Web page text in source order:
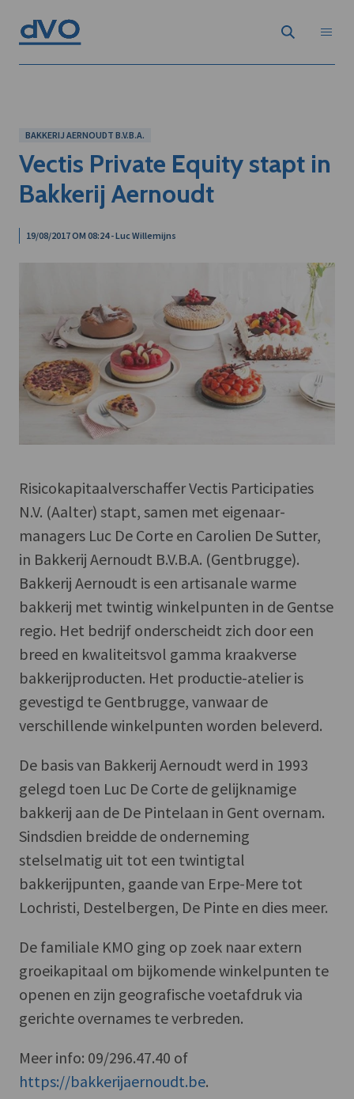
BAKKERIJ AERNOUDT B.V.B.A.
Vectis Private Equity stapt in
Bakkerij Aernoudt
19/08/2017 OM 08:24 - Luc Willemijns
Risicokapitaalverschaffer Vectis Participaties
N.V. (Aalter) stapt, samen met eigenaar-
managers Luc De Corte en Carolien De Sutter,
in Bakkerij Aernoudt B.V.B.A. (Gentbrugge).
Bakkerij Aernoudt is een artisanale warme
bakkerij met twintig winkelpunten in de Gentse
regio. Het bedrijf onderscheidt zich door een
breed en kwaliteitsvol gamma kraakverse
bakkerijproducten. Het productie-atelier is
gevestigd te Gentbrugge, vanwaar de
verschillende winkelpunten worden beleverd.
De basis van Bakkerij Aernoudt werd in 1993
gelegd toen Luc De Corte de gelijknamige
bakkerij aan de De Pintelaan in Gent overnam.
Sindsdien breidde de onderneming
stelselmatig uit tot een twintigtal
bakkerijpunten, gaande van Erpe-Mere tot
Lochristi, Destelbergen, De Pinte en dies meer.
De familiale KMO ging op zoek naar extern
groeikapitaal om bijkomende winkelpunten te
openen en zijn geografische voetafdruk via
gerichte overnames te verbreden.
Meer info: 09/296.47.40 of
https://bakkerijaernoudt.be.